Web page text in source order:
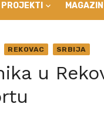
PROJEKTI MAGAZIN
REKOVAC SRBIJA
u